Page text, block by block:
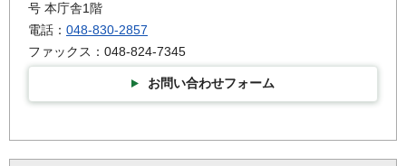
号 本庁舎1階
電話： 048-830-2857
ファックス：048-824-7345
お問い合わせフォーム